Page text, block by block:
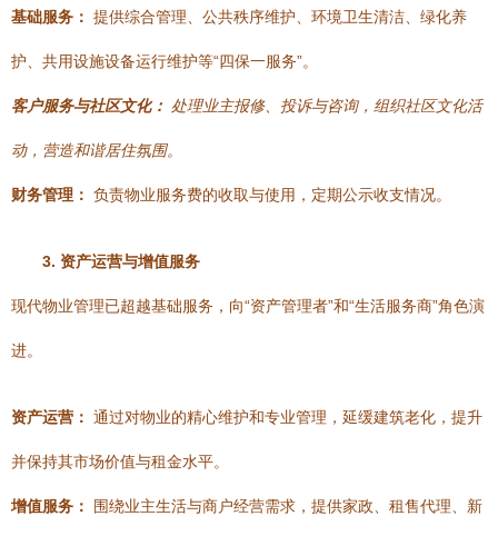
基础服务： 提供综合管理、公共秩序维护、环境卫生清洁、绿化养
护、共用设施设备运行维护等“四保一服务”。
客户服务与社区文化： 处理业主报修、投诉与咨询，组织社区文化活
动，营造和谐居住氛围。
财务管理： 负责物业服务费的收取与使用，定期公示收支情况。
3. 资产运营与增值服务
现代物业管理已超越基础服务，向“资产管理者”和“生活服务商”角色演
进。
资产运营： 通过对物业的精心维护和专业管理，延缓建筑老化，提升
并保持其市场价值与租金水平。
增值服务： 围绕业主生活与商户经营需求，提供家政、租售代理、新